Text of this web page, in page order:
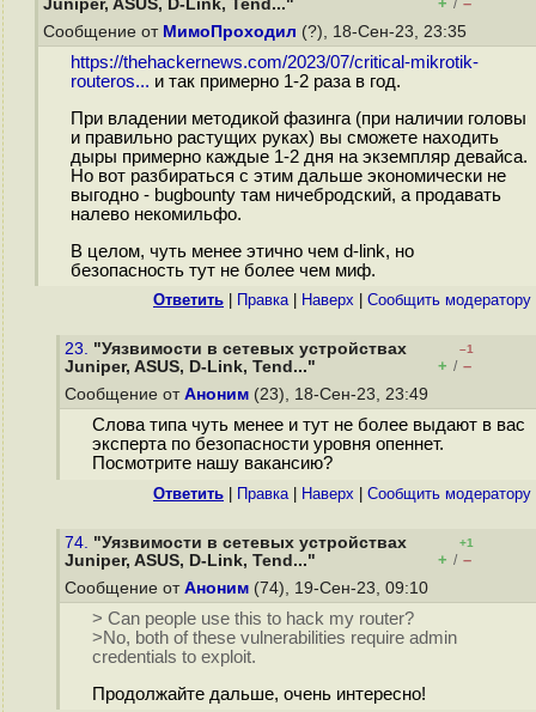
Juniper, ASUS, D-Link, Tend..."
/
Сообщение от МимоПроходил (?), 18-Сен-23, 23:35
https://thehackernews.com/2023/07/critical-mikrotik-
routeros... и так примерно 1-2 раза в год.
При владении методикой фазинга (при наличии головы
и правильно растущих руках) вы сможете находить
дыры примерно каждые 1-2 дня на экземпляр девайса.
Но вот разбираться с этим дальше экономически не
выгодно - bugbounty там ничебродский, а продавать
налево некомильфо.
В целом, чуть менее этично чем d-link, но
безопасность тут не более чем миф.
Ответить Правка| Наверх Cообщить модератору
23. "Уязвимости в сетевых устройствах
Juniper, ASUS, D-Link, Tend..."
–1
+ / –
Сообщение от Аноним (23), 18-Сен-23, 23:49
Слова типа чуть менее и тут не более выдают в вас
эксперта по безопасности уровня опеннет.
Посмотрите нашу вакансию?
Ответить Правка| Наверх Cообщить модератору
74. "Уязвимости в сетевых устройствах
Juniper, ASUS, D-Link, Tend..."
+1
+ / –
Сообщение от Аноним (74), 19-Сен-23, 09:10
> Can people use this to hack my router?
>No, both of these vulnerabilities require admin
credentials to exploit.
Продолжайте дальше, очень интересно!